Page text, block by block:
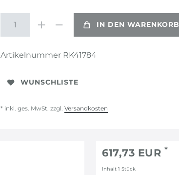
IN DEN WARENKORB
Artikelnummer RK41784
WUNSCHLISTE
* inkl. ges. MwSt. zzgl. Versandkosten
617,73 EUR *
Inhalt1Stück